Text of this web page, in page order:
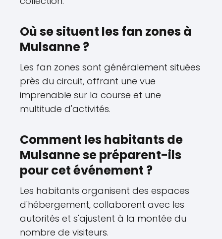
Où se situent les fan zones à
Mulsanne ?
Les fan zones sont généralement situées
près du circuit, offrant une vue
imprenable sur la course et une
multitude d'activités.
Comment les habitants de
Mulsanne se préparent-ils
pour cet événement ?
Les habitants organisent des espaces
d'hébergement, collaborent avec les
autorités et s'ajustent à la montée du
nombre de visiteurs.